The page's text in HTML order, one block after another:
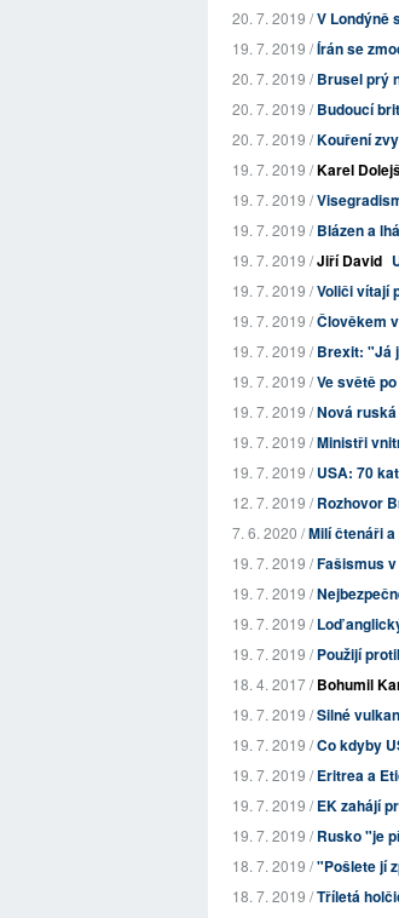
20. 7. 2019 /V Londýně
19. 7. 2019 /Írán se
20. 7. 2019 /Brusel prý
20. 7. 2019 /Budoucí
20. 7. 2019 /Kouření
19. 7. 2019 /Karel
19. 7. 2019 /
19. 7. 2019 /Blázen a
19. 7. 2019 /Jiří David
19. 7. 2019 /Voliči vítají
19. 7. 2019 /Člověkem
19. 7. 2019 /Brexit: "Já
19. 7. 2019 /Ve světě
19. 7. 2019 /Nová
19. 7. 2019 /Ministři
19. 7. 2019 /USA: 70
12. 7. 2019 /Rozhovor
7. 6. 2020 /Milí čtenáři
19. 7. 2019 /Fašismus
19. 7. 2019 /
19. 7. 2019 /Loď
19. 7. 2019 /Použijí
18. 4. 2017 /Bohumil
19. 7. 2019 /Silné
19. 7. 2019 /Co kdyby
19. 7. 2019 /Eritrea a
19. 7. 2019 /EK zahájí
19. 7. 2019 /Rusko "je
18. 7. 2019 /"Pošlete jí
18. 7. 2019 /Tříletá